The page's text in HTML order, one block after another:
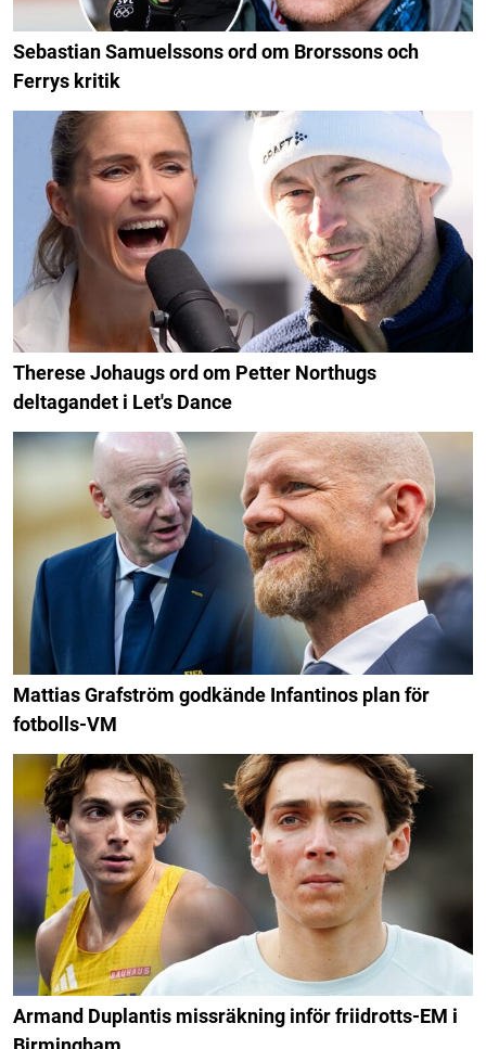
Sebastian Samuelssons ord om Brorssons och
Ferrys kritik
Therese Johaugs ord om Petter Northugs
deltagandet i Let's Dance
Mattias Grafström godkände Infantinos plan för
fotbolls-VM
Armand Duplantis missräkning inför friidrotts-EM i